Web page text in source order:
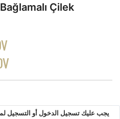
Çilek
يجب عليك تسجيل الدخول أو التسجيل